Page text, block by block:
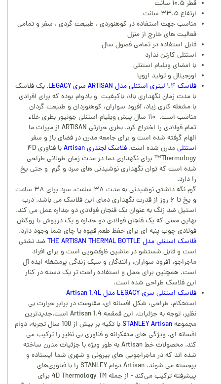
قطر ۱۰.۵ سانت
ارتفاع ۳۳.۵ سانت
مناسب جهت استفاده در کوهنوردی ، طبیعت گردی ، سفر و تمامی
فعالیت های خارج از منزل
قابل استفاده در تمامی فصول سال
استنلی کارتن ندارد
با امضای ویلیام استنلی
اورجینال و تولید اروپا
فلاسک ۱.۴ لیتری استنلی مدل ARTISAN سری LEGACY,
یک فلاسک
با مدت زمان نگهداری بالا، باکیفیت و بادوام بوده که برای افرادی
با مشغله کاری زیاد، آفرود سواران، کوهنوردان و طبیعت گردان
مناسب است. ۱۱۰ سال پیش ویلیام استنلی جونیور بطری خلاء
تمام فولادی را اختراع کرد. بطری حرارتی ARTISAN از میراث ما
الهام گرفته شده است و برای جامعه مدرن در فضای باز و سفر
استنلیمدرن شده است. فلاسک لجندری Artisan
با فناوری ۴D
Thermology™ برای نگهداری دما در مدت زمان طولانی طراحی
شده است که توان نگهداری نوشیدنی های سرد و گرم و حتی یخ
را دارد.
گرم نگه داشتن نوشیدنی به مدت ۳۸ ساعت، سرد برای ۳۸ ساعت
و یخ تا ۶ روز از قدرت نگهداری دمای این فلاسک می باشد. درب
استیل ضد زنگ به عنوان یک فنجان فولادی دو جداره عمل می کند.
بهاین معنی که یک فنجان فولادی دو جداره و یک درپوش با روکش
فولادی چوب پنبه ای برای حفظ طعم قهوه یا چای شما وجود دارد.
فلاسک استنلی مدل THE ARTISAN THERMAL BOTTLE
ضد نشتی
است و قابل شستشو در ماشین ظرفشویی است و برای افراد
ماجراجو، آفرود سواران، رانندگان و سبک زندگی پرمشغله ایده آل
است. همچنین برای حمل و استفاده راحت تر یک دسته در کنار
این فلاسک طراحی شده است.
فلاسک استنلی سری LEGACY مدل Artisan 1.4L
استحکام، طراحی، شکل افسانه ای، مقاومت در برابر حرارت بی
نظیر، توجه به جزئیات. این قمقمه 1.4 Artisan است.جدیدترین
مجموعهSTANLEY Artisan
با تکیه بر بیش از 100 سال تجربه، دوام
افسانه ای، ویژگی های متفکرانه و فناوری بی نظیر را ترکیب می
کند. محصولات خط Artisan به طور ویژه با جزئیات مدرن ساخته
شده اند که در ماجراجویی های بیرونی و شهری شما ایستاده و
برجسته می شوند. Artisan دوام STANLEY را با فناوری‌های
پیشرفته ترکیب می‌کند - از جمله 4D Thermology TM برای